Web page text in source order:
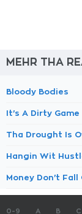
MEHR THA
Bloody Bodies
It's A Dirty Game
Tha Drought Is
Hangin Wit
Money Don't Fall
0-9 A B C